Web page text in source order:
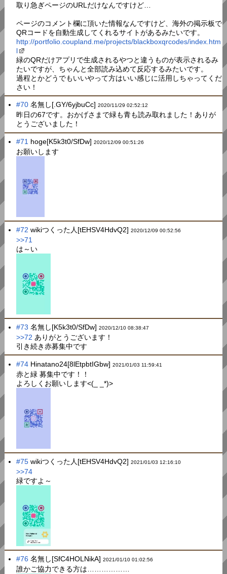
取り急ぎページのURLだけなんですけど…
ページのコメント欄に頂いた情報なんですけど、海外の掲示板で
QRコードを自動生成してくれるサイトがあるみたいです。
http://portfolio.coupland.me/projects/blackboxqrcodes/index.htm
l
緑のQRだけアプリで生成されるやつと違うものが表示されるみ
たいですが、ちゃんと全部読み込めて反応するみたいです。
過程とかどうでもいいやって方はいい感じに活用しちゃってくだ
さい！
#70 名無し[.GY/6yjbuCc]2020/11/29 02:52:12
昨日の67です。おかげさまで緑も青も読み取れました！ありが
とうございました！
#71 hoge[K5k3t0/SfDw]2020/12/09 00:51:26
お願いします
#72 wikiつくった人[tEHSV4HdvQ2]2020/12/09 00:52:56
>>71
は～い
#73 名無し[K5k3t0/SfDw]2020/12/10 08:38:47
>>72 ありがとうございます！
引き続き赤募集中です
#74 Hinatano24[8lEtpbtIGbw]2021/01/03 11:59:41
赤と緑 募集中です！！
よろしくお願いします<(_ _*)>
#75 wikiつくった人[tEHSV4HdvQ2]2021/01/03 12:16:10
>>74
緑ですよ～
#76 名無し[SfC4HOLNikA]2021/01/10 01:02:56
誰かご協力できる方は………………